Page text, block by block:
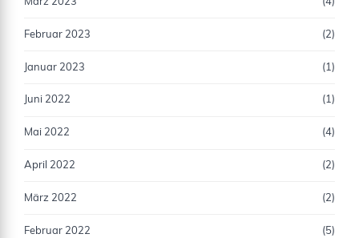
Februar 2023 (2)
Januar 2023 (1)
Juni 2022 (1)
Mai 2022 (4)
April 2022 (2)
März 2022 (2)
Februar 2022 (5)